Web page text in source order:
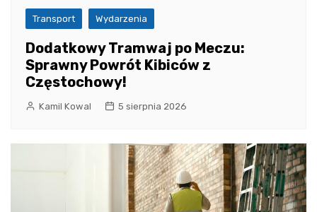
Transport Wydarzenia
Dodatkowy Tramwaj po Meczu:
Sprawny Powrót Kibiców z
Częstochowy!
Kamil Kowal 5 sierpnia 2026